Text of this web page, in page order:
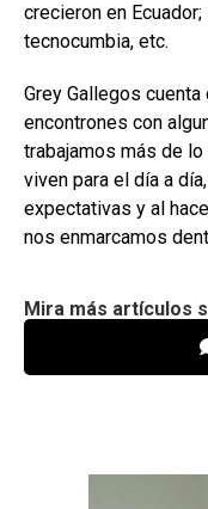
crecieron en
tecnocumbia, etc.
Grey Gallegos
encontrones con
trabajamos más de
viven para el día a
expectativas y al
nos enmarcamos
Mira más artículos